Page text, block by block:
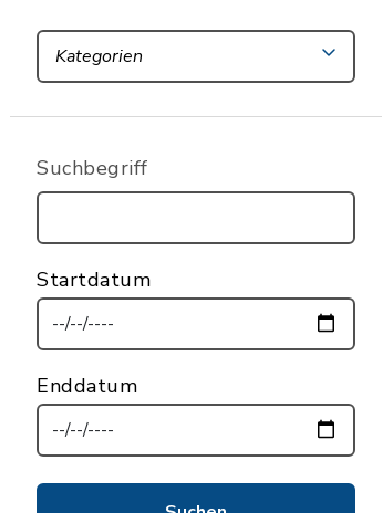
Kategorien
Suchbegriff
Startdatum
Enddatum